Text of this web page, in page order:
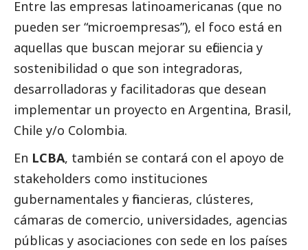
Entre las empresas latinoamericanas (que no
pueden ser “microempresas”), el foco está en
aquellas que buscan mejorar su eficiencia y
sostenibilidad o que son integradoras,
desarrolladoras y facilitadoras que desean
implementar un proyecto en Argentina, Brasil,
Chile y/o Colombia.
En LCBA, también se contará con el apoyo de
stakeholders como instituciones
gubernamentales y financieras, clústeres,
cámaras de comercio, universidades, agencias
públicas y asociaciones con sede en los países